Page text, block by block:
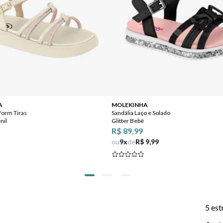
Tiras
MOLEKINHA
Sandália Laço e Solado
Glitter Bebê
R$ 89,99
ou9xdeR$ 9,99
5